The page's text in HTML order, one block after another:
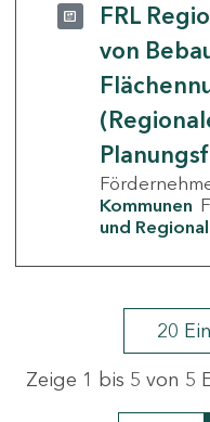
FRL
von
Kommunen
und
20
Zeige 1 bis 5 von 5